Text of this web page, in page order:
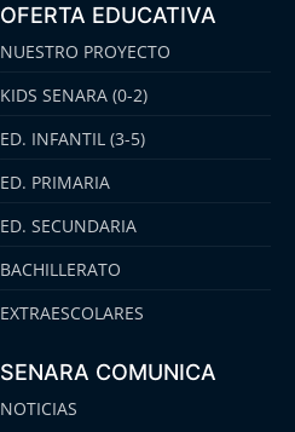
OFERTA EDUCATIVA
NUESTRO PROYECTO
KIDS SENARA (0-2)
ED. INFANTIL (3-5)
ED. PRIMARIA
ED. SECUNDARIA
BACHILLERATO
EXTRAESCOLARES
SENARA COMUNICA
NOTICIAS